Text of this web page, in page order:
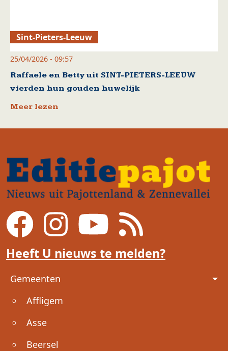
Sint-Pieters-Leeuw
25/04/2026 - 09:57
Raffaele en Betty uit SINT-PIETERS-LEEUW
vierden hun gouden huwelijk
Meer lezen
Heeft U nieuws te melden?
Voet
Gemeenten
Affligem
Asse
Beersel